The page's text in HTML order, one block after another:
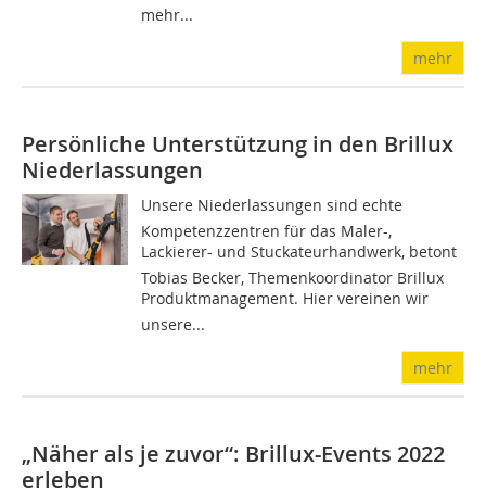
mehr...
mehr
Persönliche Unterstützung in den Brillux
Niederlassungen
Unsere Niederlassungen sind echte
Kompetenzzentren für das Maler-,
Lackierer- und Stuckateurhandwerk, betont
Tobias Becker, Themenkoordinator Brillux
Produktmanagement. Hier vereinen wir
unsere...
mehr
„Näher als je zuvor“: Brillux-Events 2022
erleben